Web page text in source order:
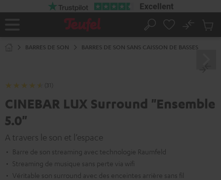
Page
Rechercher
No
BARRES DE SON BARRES DE SON SANS CAISSON DE BASSES
(31)
CINEBAR LUX Surround "Ensemble
5.0"
A travers le son et l’espace
Barre de son streaming avec technologie Raumfeld
Streaming de musique sans perte via wifi
Véritable son surround avec des enceintes arrière sans fil